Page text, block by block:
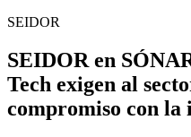
SEIDOR
SEIDOR en
Tech exigen al
compromiso con la